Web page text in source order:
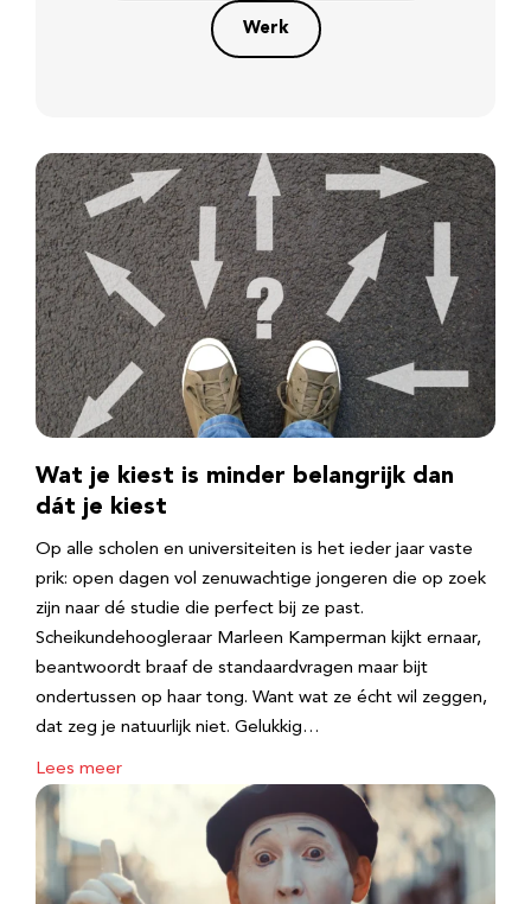
Werk
Wat je kiest is minder belangrijk dan
dát je kiest
Op alle scholen en universiteiten is het ieder jaar vaste
prik: open dagen vol zenuwachtige jongeren die op zoek
zijn naar dé studie die perfect bij ze past.
Scheikundehoogleraar Marleen Kamperman kijkt ernaar,
beantwoordt braaf de standaardvragen maar bijt
ondertussen op haar tong. Want wat ze écht wil zeggen,
dat zeg je natuurlijk niet. Gelukkig…
Lees meer